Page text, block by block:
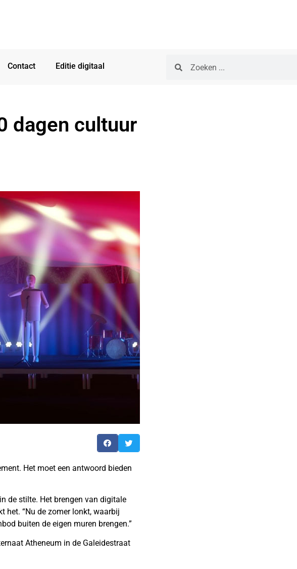
Contact Editie digitaal
dagen cultuur
Het moet een antwoord bieden
de stilte. Het brengen van digitale
het. “Nu de zomer lonkt, waarbij
buiten de eigen muren brengen.”
Atheneum in de Galeidestraat